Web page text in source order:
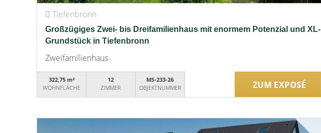
Tiefenbronn
Großzügiges Zwei- bis Dreifamilienhaus mit enormem Potenzial und XL-
Grundstück in Tiefenbronn
Zweifamilienhaus
322,75 m²
WOHNFLÄCHE
12
ZIMMER
MS-233-26
OBJEKTNUMMER
ZUM EXPOSÉ